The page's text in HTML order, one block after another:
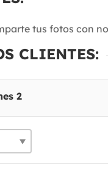
tus fotos con
CLIENTES:
2